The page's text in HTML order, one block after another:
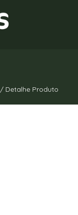
/ Detalhe Produto